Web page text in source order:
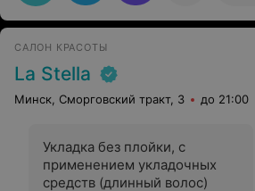
САЛОН КРАСОТЫ
La Stella
Минск, Сморговский тракт, 3 до 21:00
Укладка без плойки, с
применением укладочных
средств (длинный волос)